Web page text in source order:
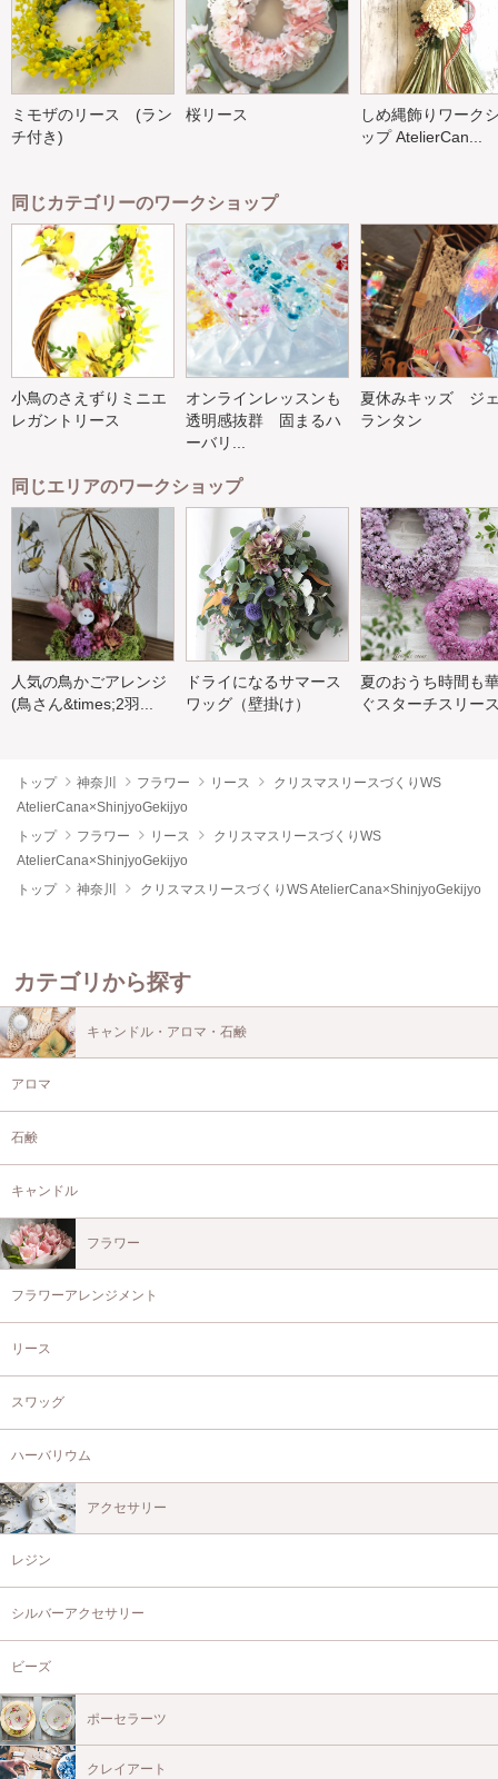
ミモザのリース (ラン
チ付き)
桜リース
しめ縄飾りワーク
ップ AtelierCan...
同じカテゴリーのワークショップ
小鳥のさえずりミニエ
レガントリース
オンラインレッスンも
透明感抜群 固まるハ
ーバリ...
夏休みキッズ ジ
ランタン
同じエリアのワークショップ
人気の鳥かごアレンジ
(鳥さん&times;2羽...
ドライになるサマース
ワッグ（壁掛け）
夏のおうち時間も
ぐスターチスリー
トップ 神奈川 フラワー リース
クリスマスリースづくりWS
AtelierCana×ShinjyoGekijyo
トップ
フラワー リース
クリスマスリースづくりWS
AtelierCana×ShinjyoGekijyo
トップ
神奈川 クリスマスリースづくりWS AtelierCana×ShinjyoGekijyo
カテゴリから探す
キャンドル・アロマ・石鹸
アロマ
石鹸
キャンドル
フラワー
フラワーアレンジメント
リース
スワッグ
ハーバリウム
アクセサリー
レジン
シルバーアクセサリー
ビーズ
ポーセラーツ
クレイアート